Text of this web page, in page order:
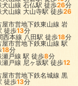
犬山線 石仏駅 徒歩26分
犬山線 大山寺駅 徒歩26
屋市営地下鉄東山線 岩
徒歩13分
西本線 八田駅 徒歩18分
屋市営地下鉄東山線 駅
18分
瀬戸線 駅 徒歩8分
瀬戸線 尼ヶ坂駅 徒歩12
屋市営地下鉄名城線 黒
徒歩13分